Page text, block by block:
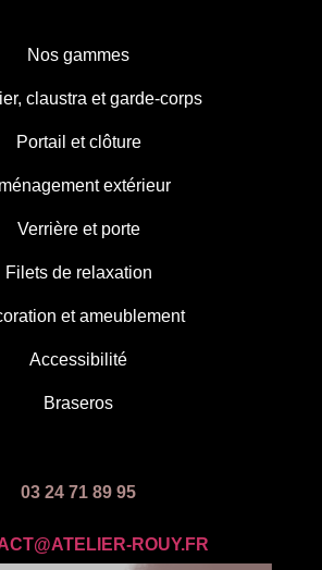
Nos gammes
claustra et garde-corps
Portail et clôture
extérieur
Verrière et porte
Filets de relaxation
et ameublement
Accessibilité
Braseros
03 24 71 89 95
ROUY.FR